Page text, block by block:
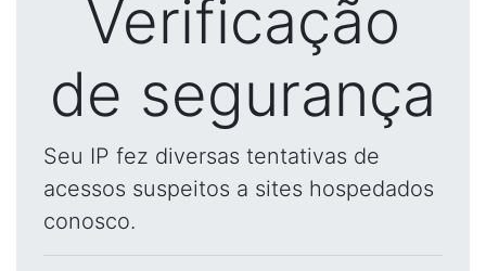
Verificação
de segurança
Seu IP fez diversas tentativas de
acessos suspeitos a sites hospedados
conosco.